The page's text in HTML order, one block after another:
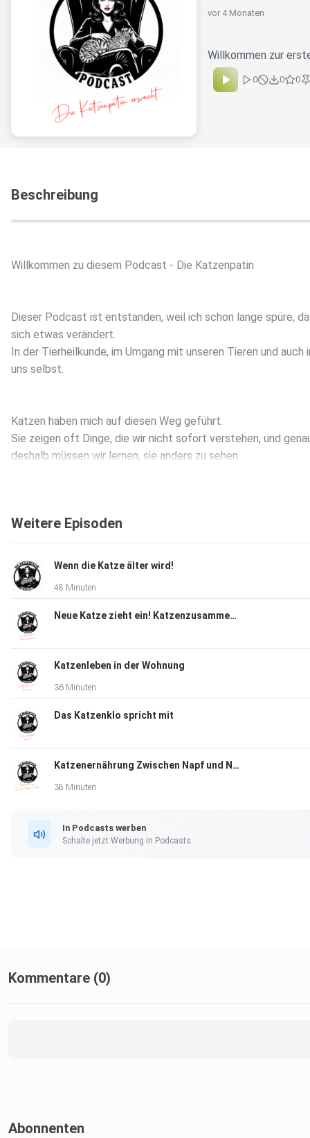
vor 4 Monaten
Willkommen zur
0 0 0
Beschreibung
Willkommen zu diesem Podcast - Die Katzenpatin
Dieser Podcast ist entstanden, weil ich schon lange spüre,
sich etwas verändert.
In der Tierheilkunde, im Umgang mit unseren Tieren und auch
uns selbst.
Katzen haben mich auf diesen Weg geführt.
Sie zeigen oft Dinge, die wir nicht sofort verstehen, und
deshalb müssen wir lernen, sie anders zu sehen.
sondern einfach Katzen.
Wahrnehmung und mehr Verständnis für das Wesen der Katze.
In der ersten Folge geht es um mein Erwachen als
Katzenpatin,
die Zeit gekommen ist, neue Wege zu gehen.
Wenn du mehr über Katzen wissen möchtest, dann bist du hier
richtig.
Weitere Episoden
Wenn die Katze älter wird!
48 Minuten
Neue Katze zieht ein! Katzenzusammenführung
Katzenleben in der Wohnung
36 Minuten
Das Katzenklo spricht mit
Katzenernährung Zwischen Napf und Natur
38 Minuten
In Podcasts werben
Schalte jetzt Werbung in Podcasts.
Kommentare (0)
Abonnenten